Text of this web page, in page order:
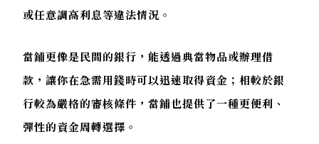
或任意調高利息等違法情況。
當鋪更像是民間的銀行，能透過典當物品或辦理借
款，讓你在急需用錢時可以迅速取得資金；相較於銀
行較為嚴格的審核條件，當鋪也提供了一種更便利、
彈性的資金周轉選擇。